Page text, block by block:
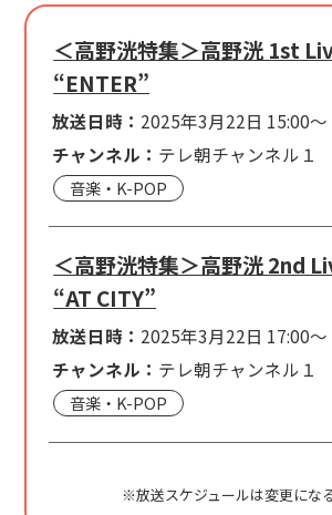
＜高野洸特集＞高野洸 1st
“ENTER”
放送日時： 2025年3月22日 15:00～
チャンネル： テレ朝チャンネル１
音楽・K-POP
＜高野洸特集＞高野洸 2nd
“AT CITY”
放送日時： 2025年3月22日 17:00～
チャンネル： テレ朝チャンネル１
音楽・K-POP
※放送スケジュールは変更にな